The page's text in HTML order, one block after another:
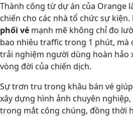
Thành công từ dự án của Orange
chiến cho các nhà tổ chức sự
phối vé mạnh mẽ không chỉ đo
bao nhiêu traffic trong 1 phút, mà
trải nghiệm người dùng hoàn hảo
vòng đời của chiến dịch.
Sự trơn tru trong khâu bán vé
xây dựng hình ảnh chuyên
trong mắt công chúng, đồng thời